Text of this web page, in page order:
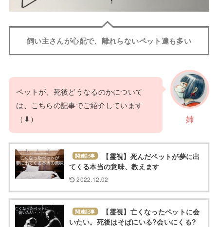
飼い主さんが心配で、離れらないペット達も多い
姉
ペットが、死後どうなるのかについて
は、こちらの記事でご紹介しています
（⬇）
関連記事
【霊視】死んだペットが夢に出
てくる本当の意味、教えます
2022.12.02
関連記事
【霊視】亡くなったペットに会
いたい。死後はそばにいる?会いにくる?